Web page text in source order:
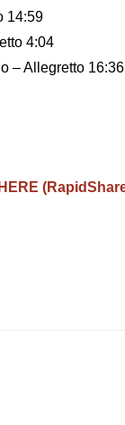
14:59
4:04
– Allegretto 16:36